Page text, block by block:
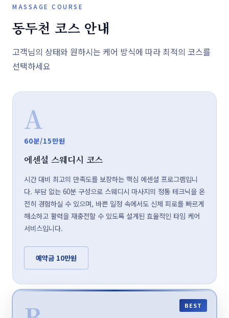
MASSAGE COURSE
동두천 코스 안내
고객님의 상태와 원하시는 케어 방식에 따라 최적의 코스를
선택하세요
A
60분/15만원
에센셜 스웨디시 코스
시간 대비 최고의 만족도를 보장하는 핵심 에센셜 프로그램입니
다. 부담 없는 60분 구성으로 스웨디시 마사지의 정통 테크닉을 온
전히 경험하실 수 있으며, 바쁜 일정 속에서도 신체 피로를 빠르게
해소하고 활력을 재충전할 수 있도록 설계된 효율적인 타임 케어
서비스입니다.
예약금 10만원
BEST